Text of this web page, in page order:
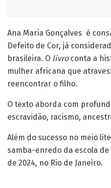
Ana Maria Gonçalves é
Defeito de Cor, já
brasileira. O livro conta a
mulher africana que
reencontrar o filho.
O texto aborda com
escravidão, racismo,
Além do sucesso no meio
samba-enredo da escola
de 2024, no Rio de Janeiro.